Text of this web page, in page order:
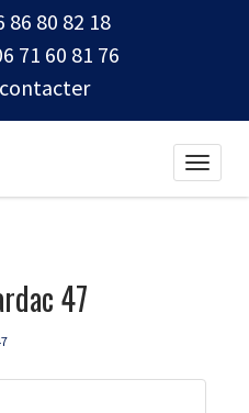
86 80 82 18
71 60 81 76
Toggle
47